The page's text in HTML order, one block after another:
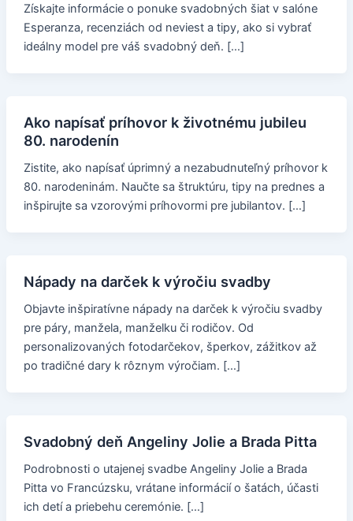
Získajte informácie o ponuke svadobných šiat v salóne
Esperanza, recenziách od neviest a tipy, ako si vybrať
ideálny model pre váš svadobný deň. […]
Ako napísať príhovor k životnému jubileu
80. narodenín
Zistite, ako napísať úprimný a nezabudnuteľný príhovor k
80. narodeninám. Naučte sa štruktúru, tipy na prednes a
inšpirujte sa vzorovými príhovormi pre jubilantov. […]
Nápady na darček k výročiu svadby
Objavte inšpiratívne nápady na darček k výročiu svadby
pre páry, manžela, manželku či rodičov. Od
personalizovaných fotodarčekov, šperkov, zážitkov až
po tradičné dary k rôznym výročiam. […]
Svadobný deň Angeliny Jolie a Brada Pitta
Podrobnosti o utajenej svadbe Angeliny Jolie a Brada
Pitta vo Francúzsku, vrátane informácií o šatách, účasti
ich detí a priebehu ceremónie. […]